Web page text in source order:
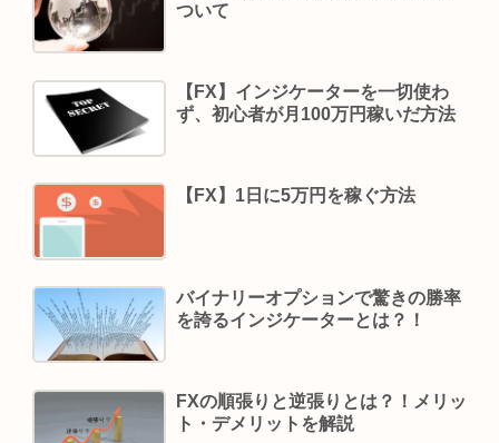
ついて
【FX】インジケーターを一切使わ
ず、初心者が月100万円稼いだ方法
【FX】1日に5万円を稼ぐ方法
バイナリーオプションで驚きの勝率
を誇るインジケーターとは？！
FXの順張りと逆張りとは？！メリッ
ト・デメリットを解説